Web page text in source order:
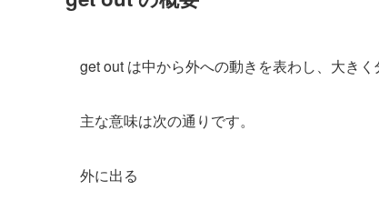
get out は中から外への動きを表わし、大き
主な意味は次の通りです。
外に出る